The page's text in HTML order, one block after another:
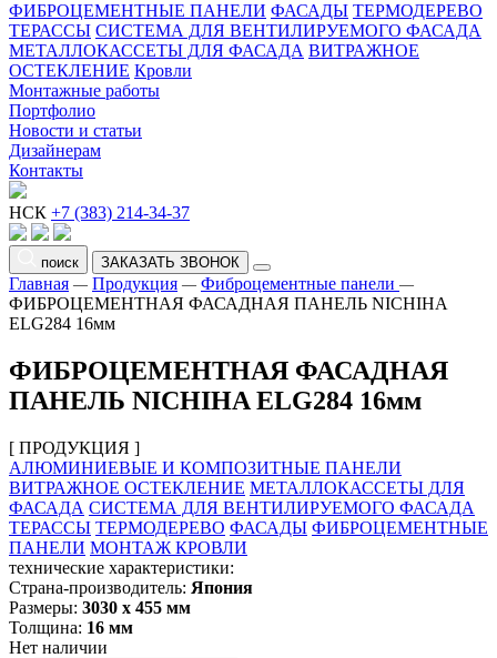
ФИБРОЦЕМЕНТНЫЕ ПАНЕЛИ ФАСАДЫ ТЕРМОДЕРЕВО
ТЕРАССЫ СИСТЕМА ДЛЯ ВЕНТИЛИРУЕМОГО ФАСАДА
МЕТАЛЛОКАССЕТЫ ДЛЯ ФАСАДА ВИТРАЖНОЕ
ОСТЕКЛЕНИЕ Кровли
Монтажные работы
Портфолио
Новости и статьи
Дизайнерам
Контакты
НСК +7 (383) 214-34-37
поиск ЗАКАЗАТЬ ЗВОНОК
Главная — Продукция — Фиброцементные панели —
ФИБРОЦЕМЕНТНАЯ ФАСАДНАЯ ПАНЕЛЬ NICHIHA
ELG284 16мм
ФИБРОЦЕМЕНТНАЯ ФАСАДНАЯ
ПАНЕЛЬ NICHIHA ELG284 16мм
[ ПРОДУКЦИЯ ]
АЛЮМИНИЕВЫЕ И КОМПОЗИТНЫЕ ПАНЕЛИ
ВИТРАЖНОЕ ОСТЕКЛЕНИЕ МЕТАЛЛОКАССЕТЫ ДЛЯ
ФАСАДА СИСТЕМА ДЛЯ ВЕНТИЛИРУЕМОГО ФАСАДА
ТЕРАССЫ ТЕРМОДЕРЕВО ФАСАДЫ ФИБРОЦЕМЕНТНЫЕ
ПАНЕЛИ МОНТАЖ КРОВЛИ
технические характеристики:
Страна-производитель: Япония
Размеры: 3030 х 455 мм
Толщина: 16 мм
Нет наличии